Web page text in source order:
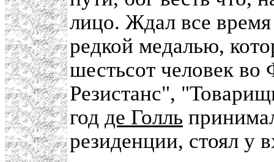
лицо. Ждал все
редкой медалью,
шестьсот человек
Резистанс",
год де Голль
резиденции, стоял у